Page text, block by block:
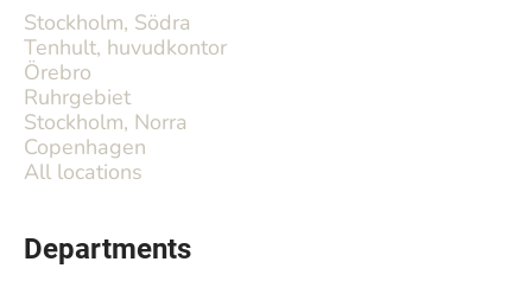
Stockholm, Södra
Tenhult, huvudkontor
Örebro
Ruhrgebiet
Stockholm, Norra
Copenhagen
All locations
Departments